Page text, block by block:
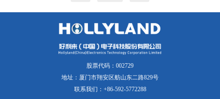
股票代码：002729
地址：厦门市翔安区舫山东二路829号
联系我们：+86-592-5772288